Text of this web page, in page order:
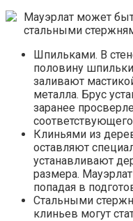
Мауэрлат может
стальными
Шпильками. В
половину
заливают
металла. Брус
заранее
Клиньями из
оставляют
устанавливают
размера.
попадая в
Стальными
клиньев могут